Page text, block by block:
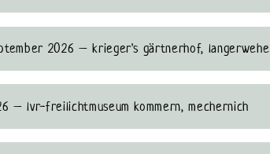
2026 – krieger's gärtnerhof, langerwehe
– lvr-freilichtmuseum kommern, mechernich